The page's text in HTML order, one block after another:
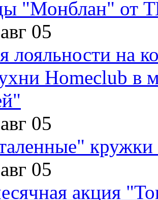
"Монблан" от
05
лояльности на
Homeclub в
05
кружки
05
акция